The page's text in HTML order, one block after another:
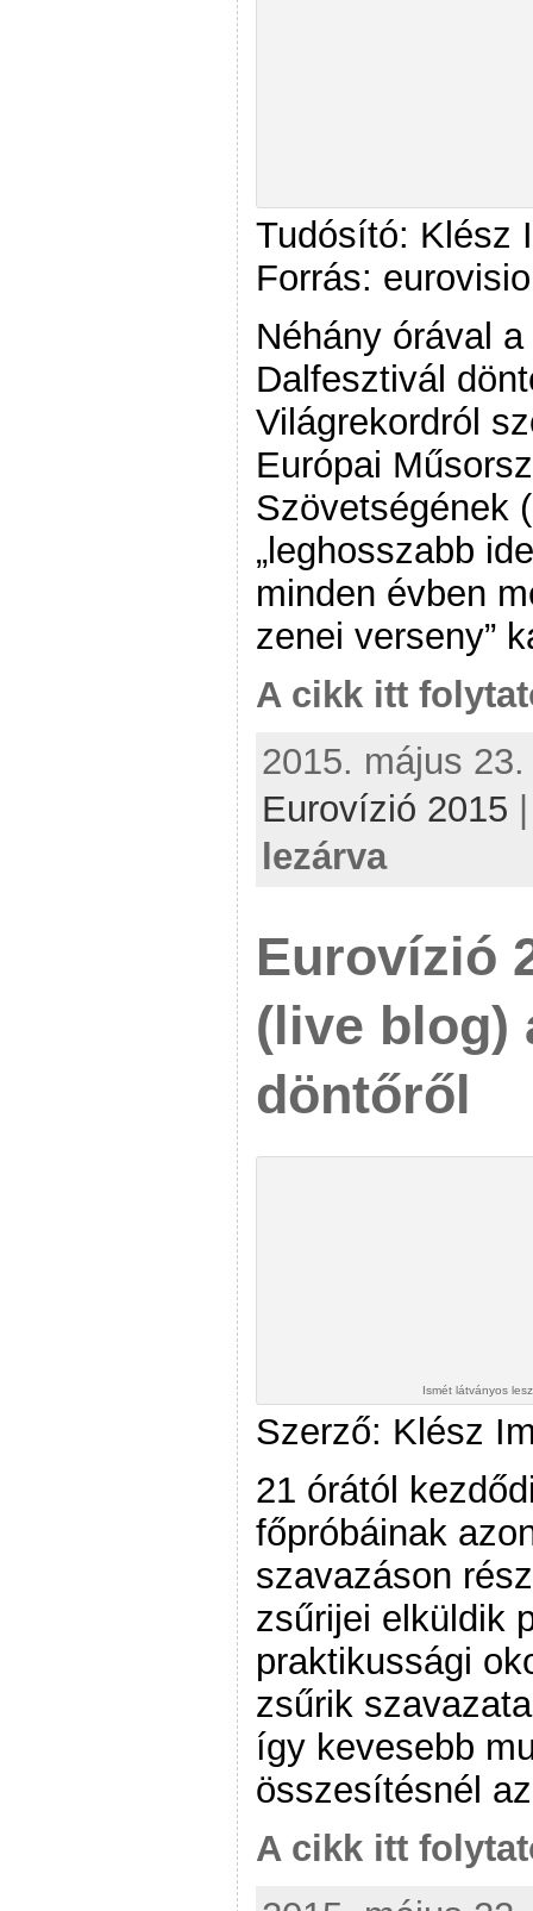
Tudósító: Klész
Forrás:
Néhány órával
Dalfesztivál
Világrekordról
Európai
Szövetségének
„leghosszabb
minden évben
zenei verseny”
A cikk itt
2015. május
Eurovízió 2015
lezárva
Eurovízió
(live blog)
döntőről
Ismét látványos
Szerző: Klész
21 órától
főpróbáinak
szavazáson
zsűrijei elküldik
praktikussági
zsűrik
így kevesebb
összesítésnél
A cikk itt